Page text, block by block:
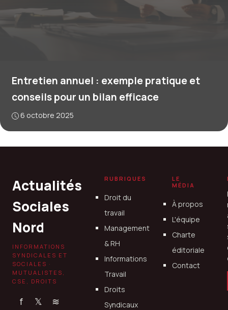
Entretien annuel : exemple pratique et
conseils pour un bilan efficace
6 octobre 2025
Actualités
Sociales
Nord
INFORMATIONS
SYNDICALES ET
SOCIALES ·
MUTUALISTES,
CSE, DROITS
f 𝕏 ≋
RUBRIQUES
Droit du
travail
Management
& RH
Informations
Travail
Droits
Syndicaux
LE
MÉDIA
À propos
L'équipe
Charte
éditoriale
Contact